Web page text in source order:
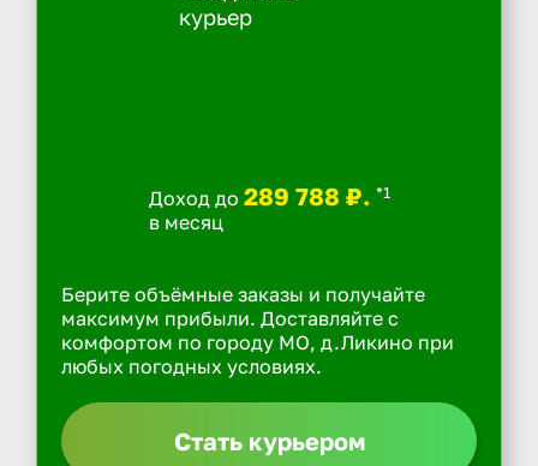
Доход до 289 788 ₽. *1
в месяц
Берите объёмные заказы и получайте
максимум прибыли. Доставляйте с
комфортом по городу МО, д.Ликино при
любых погодных условиях.
Стать курьером